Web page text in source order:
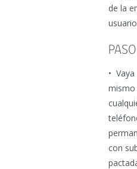
de la
•
mismo
con